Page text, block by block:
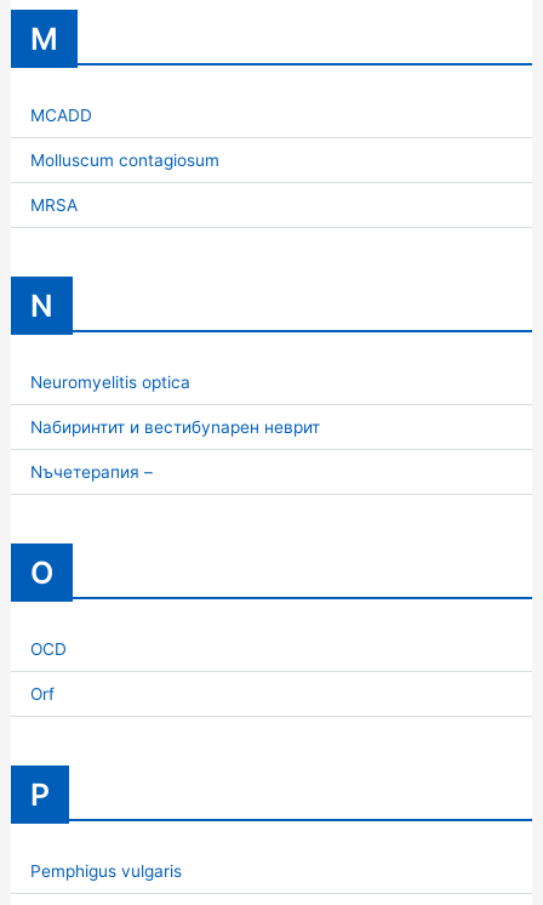
M
MCADD
Molluscum contagiosum
MRSA
N
Neuromyelitis optica
Nабиринтит и вестибуnарен неврит
Nъчетерапия –
O
OCD
Orf
P
Pemphigus vulgaris